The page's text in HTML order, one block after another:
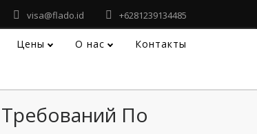
visa@flado.id +6281239134485
Цены О нас Контакты
По